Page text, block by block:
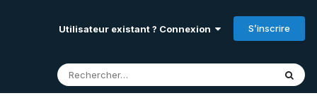
Utilisateur existant ? Connexion S’inscrire